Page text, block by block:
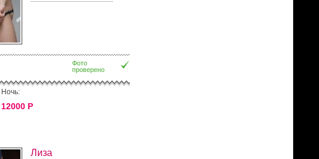
Фото
проверено
Ночь:
12000 Р
Лиза